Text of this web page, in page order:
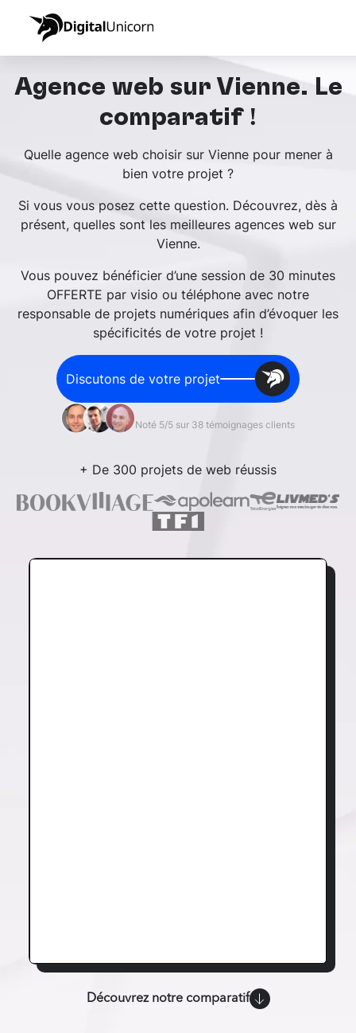
Agence web sur Vienne. Le
comparatif !
Quelle agence web choisir sur Vienne pour mener à
bien votre projet ?
Si vous vous posez cette question. Découvrez, dès à
présent, quelles sont les meilleures agences web sur
Vienne.
Vous pouvez bénéficier d’une session de 30 minutes
OFFERTE par visio ou téléphone avec notre
responsable de projets numériques afin d’évoquer les
spécificités de votre projet !
Discutons de votre projet
Noté 5/5 sur 38 témoignages clients
+ De 300 projets de web réussis
Découvrez notre comparatif